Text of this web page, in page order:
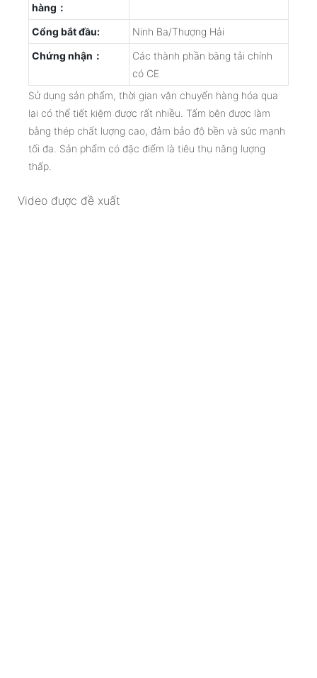
hàng：
Cổng bắt đầu:
Ninh Ba/Thượng Hải
Chứng nhận：
Các thành phần băng tải chính
có CE
Sử dụng sản phẩm, thời gian vận chuyển hàng hóa qua
lại có thể tiết kiệm được rất nhiều. Tấm bên được làm
bằng thép chất lượng cao, đảm bảo độ bền và sức mạnh
tối đa. Sản phẩm có đặc điểm là tiêu thụ năng lượng
thấp.
Video được đề xuất